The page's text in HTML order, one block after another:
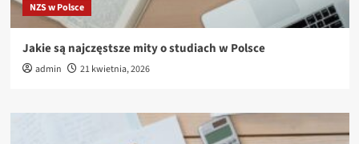
NZS w Polsce
Jakie są najczęstsze mity o studiach w Polsce
admin 21 kwietnia, 2026